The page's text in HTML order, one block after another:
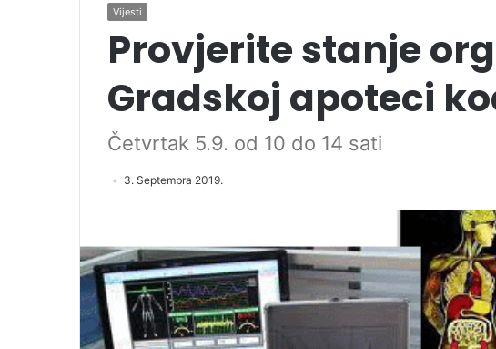
Vijesti
Provjerite stanje
Gradskoj apoteci
Četvrtak 5.9. od 10 do 14 sati
3. Septembra 2019.